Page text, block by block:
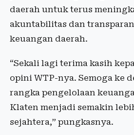
daerah untuk terus
akuntabilitas dan
keuangan daerah.
“Sekali lagi terima kasih
opini WTP-nya. Semoga ke
rangka pengelolaan
Klaten menjadi semakin
sejahtera,” pungkasnya.